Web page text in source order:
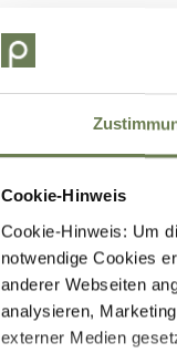
Cookie-Hinweis
Cookie-Hinweis: Um
notwendige Cookies
anderer Webseiten
analysieren,
externer Medien